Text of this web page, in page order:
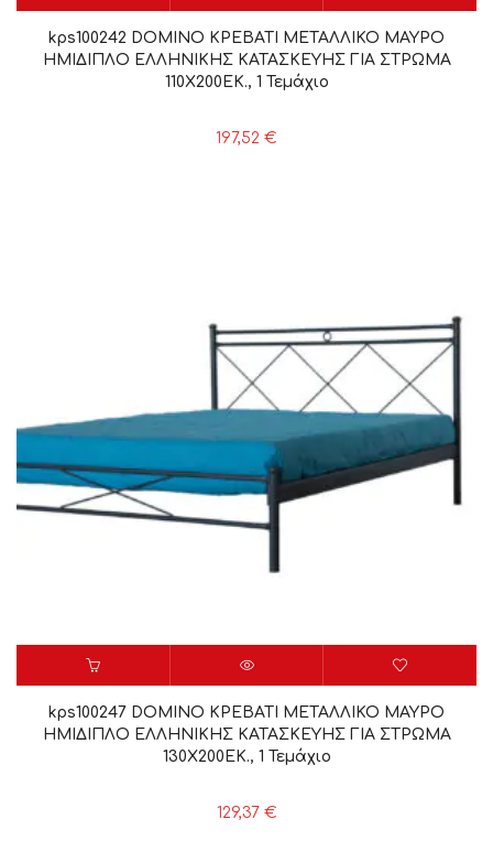
kps100242 DOMINO ΚΡΕΒΑΤΙ ΜΕΤΑΛΛΙΚΟ ΜΑΥΡΟ
ΗΜΙΔΙΠΛΟ ΕΛΛΗΝΙΚΗΣ ΚΑΤΑΣΚΕΥΗΣ ΓΙΑ ΣΤΡΩΜΑ
110Χ200ΕΚ., 1 Τεμάχιο
197,52 €
kps100247 DOMINO ΚΡΕΒΑΤΙ ΜΕΤΑΛΛΙΚΟ ΜΑΥΡΟ
ΗΜΙΔΙΠΛΟ ΕΛΛΗΝΙΚΗΣ ΚΑΤΑΣΚΕΥΗΣ ΓΙΑ ΣΤΡΩΜΑ
130Χ200ΕΚ., 1 Τεμάχιο
129,37 €